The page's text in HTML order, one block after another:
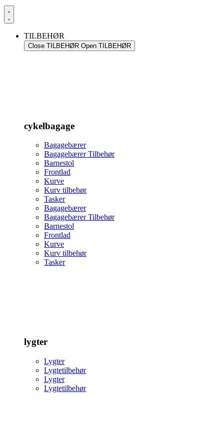
TILBEHØR
Close TILBEHØR Open TILBEHØR
cykelbagage
Bagagebærer
Bagagebærer Tilbehør
Barnestol
Frontlad
Kurve
Kurv tilbehør
Tasker
Bagagebærer
Bagagebærer Tilbehør
Barnestol
Frontlad
Kurve
Kurv tilbehør
Tasker
lygter
Lygter
Lygtetilbehør
Lygter
Lygtetilbehør